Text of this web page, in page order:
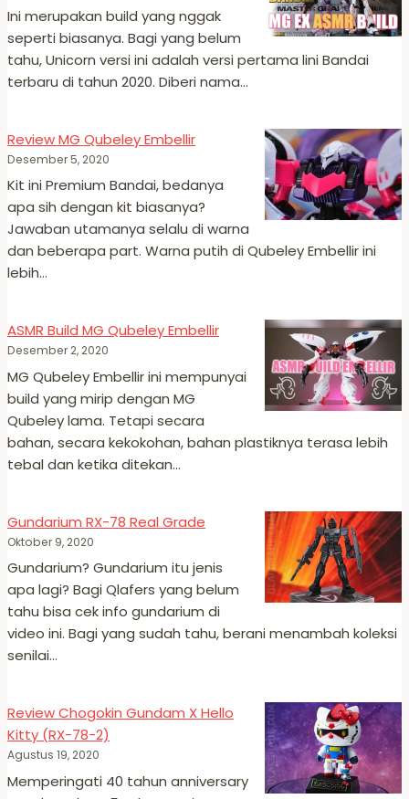
Ini merupakan build yang nggak
seperti biasanya. Bagi yang belum
tahu, Unicorn versi ini adalah versi pertama lini Bandai
terbaru di tahun 2020. Diberi nama…
Review MG Qubeley Embellir
Desember 5, 2020
Kit ini Premium Bandai, bedanya
apa sih dengan kit biasanya?
Jawaban utamanya selalu di warna
dan beberapa part. Warna putih di Qubeley Embellir ini
lebih…
ASMR Build MG Qubeley Embellir
Desember 2, 2020
MG Qubeley Embellir ini mempunyai
build yang mirip dengan MG
Qubeley lama. Tetapi secara
bahan, secara kekokohan, bahan plastiknya terasa lebih
tebal dan ketika ditekan…
Gundarium RX-78 Real Grade
Oktober 9, 2020
Gundarium? Gundarium itu jenis
apa lagi? Bagi Qlafers yang belum
tahu bisa cek info gundarium di
video ini. Bagi yang sudah tahu, berani menambah koleksi
senilai…
Review Chogokin Gundam X Hello
Kitty (RX-78-2)
Agustus 19, 2020
Memperingati 40 tahun anniversary